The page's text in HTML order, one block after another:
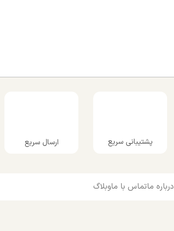
پشتیبانی سریع ارسال سریع
درباره ماتماس با ماوبلاگ